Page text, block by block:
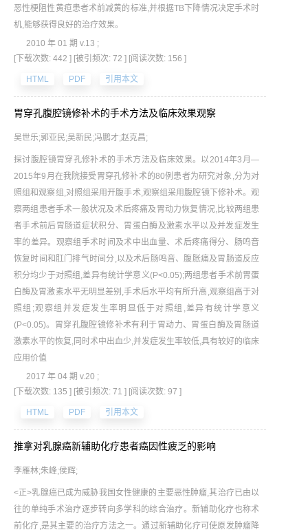
恶性梗阻性黄疸患者术前减黄的标准,并根据TB下降情况决定手术时
机,能够获得良好的治疗效果。
2010 年 01 期 v.13 ;
[下载次数: 442 ] [被引频次: 72 ] [阅读次数: 156 ]
HTML PDF 引用本文
胃穿孔腹腔镜修补术的手术方法及临床效果观察
吴世乐;郭亚民;吴新民;冯鹏才;赵克昌;
探讨腹腔镜胃穿孔修补术的手术方法及临床效果。以2014年3月—
2015年9月在我院接受胃穿孔修补术的80例患者为研究对象,分为对
照组和观察组,对照组采用开腹手术,观察组采用腹腔镜下修补术。观
察两组患者手术一般状况及术后疼痛及胃动力恢复情况,比较两组患
者手术前后胃肠道症状积分、胃蛋白酶及激素水平以及并发症发生
率的差异。观察组手术时间及术中出血量、术后疼痛得分、肠鸣音
恢复时间和肛门排气时间分,以及术后肠鸣音、腹胀痛及胃肠道反应
积分均少于对照组,差异有统计学意义(P<0.05);两组患者手术前胃蛋
白酶及胃激素水平无明显差别,手术后水平均有所升高,观察组高于对
照组;观察组并发症发生率明显低于对照组,差异有统计学意义
(P<0.05)。胃穿孔腹腔镜修补术有利于胃动力、胃蛋白酶及胃肠道
激素水平的恢复,同时术中出血少,并发症发生率较低,具有较好的临床
应用价值
2017 年 04 期 v.20 ;
[下载次数: 135 ] [被引频次: 71 ] [阅读次数: 97 ]
HTML PDF 引用本文
推拿对乳腺癌新辅助化疗患者癌因性疲乏的影响
李雁林;朱峰;侯辉;
<正>乳腺癌已成为威胁我国女性健康的主要恶性肿瘤,其治疗已由以
往的单纯手术治疗逐步转向多学科的综合治疗。新辅助化疗也称术
前化疗,是其主要的治疗方法之一。通过新辅助化疗可使原发肿瘤降